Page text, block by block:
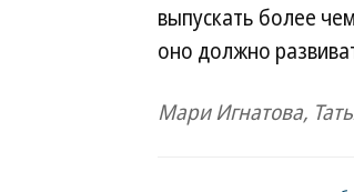
выпускать более
оно должно
Мари Игнатова,